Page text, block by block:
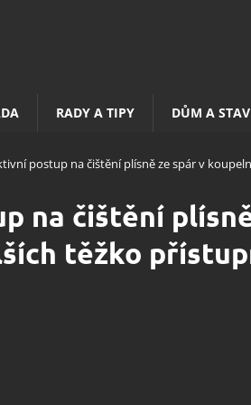
RADY A TIPY DŮM A
postup na čištění plísně ze spár v
na čištění
těžko